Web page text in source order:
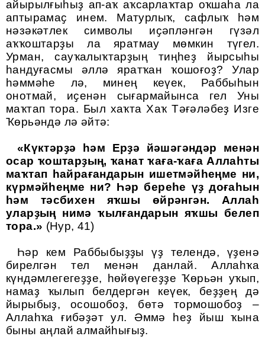
айырылғыһыҙ ап-аҡ аҡсарлаҡтар оҡшаһа ла
аптырамаҫ инем. Матурлыҡ, сафлыҡ һәм
нәзәкәтлек символы иҫәпләнгән гүзәл
аҡҡоштарҙы ла яратмау мөмкин түгел.
Урман, сауҡалыҡтарҙың тиңһеҙ йырсыһы
һандуғасмы әллә яратҡан ҡошоғоҙ? Улар
һәммәһе лә, минең кеүек, Раббыһын
онотмай, иҫенән сығармайынса гел Уны
маҡтап тора. Был хаҡта Хаҡ Тәғәләбеҙ Изге
Ҡөрьәндә лә әйтә:
«Күктәрҙә һәм Ерҙә йәшәгәндәр менән
осар ҡоштарҙың, ҡанат ҡаға-ҡаға Аллаһты
маҡтап һайрағандарын ишетмәйһеңме ни,
күрмәйһеңме ни? Һәр береһе үҙ доғаһын
һәм тәсбихен яҡшы өйрәнгән. Аллаһ
уларҙың нимә ҡылғандарын яҡшы белеп
тора.» (Нур, 41)
Һәр кем Раббыбыҙҙы үҙ телендә, үҙенә
бирелгән тел менән данлай.Аллаһҡа
күндәмлегегеҙҙе, һөйөүегеҙҙе Ҡөрьән уҡып,
намаҙ ҡылып белдергән кеүек, беҙҙең дә
йырыбыҙ, осошобоҙ, бөтә тормошобоҙ –
Аллаһҡа ғибәҙәт ул.Әммә һеҙ йыш ҡына
быны аңлай алмайһығыҙ.